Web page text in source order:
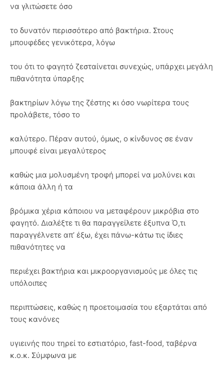
να γλιτώσετε όσο
το δυνατόν περισσότερο από βακτήρια. Στους
μπουφέδες γενικότερα, λόγω
του ότι το φαγητό ζεσταίνεται συνεχώς, υπάρχει μεγάλη
πιθανότητα ύπαρξης
βακτηρίων λόγω της ζέστης κι όσο νωρίτερα τους
προλάβετε, τόσο το
καλύτερο. Πέραν αυτού, όμως, ο κίνδυνος σε έναν
μπουφέ είναι μεγαλύτερος
καθώς μια μολυσμένη τροφή μπορεί να μολύνει και
κάποια άλλη ή τα
βρόμικα χέρια κάποιου να μεταφέρουν μικρόβια στο
φαγητό. Διαλέξτε τι θα παραγγείλετε έξυπνα Ό,τι
παραγγέλνετε απ’ έξω, έχει πάνω-κάτω τις ίδιες
πιθανότητες να
περιέχει βακτήρια και μικροοργανισμούς με όλες τις
υπόλοιπες
περιπτώσεις, καθώς η προετοιμασία του εξαρτάται από
τους κανόνες
υγιεινής που τηρεί το εστιατόριο, fast-food, ταβέρνα
κ.ο.κ. Σύμφωνα με